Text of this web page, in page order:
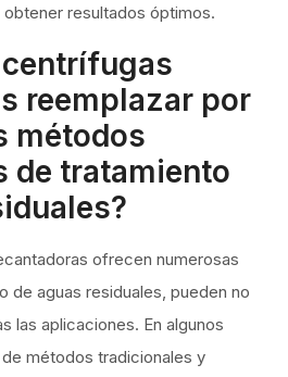
resultados óptimos.
centrífugas
reemplazar por
métodos
de tratamiento
ofrecen numerosas
de aguas residuales, pueden no
las aplicaciones. En algunos
métodos tradicionales y